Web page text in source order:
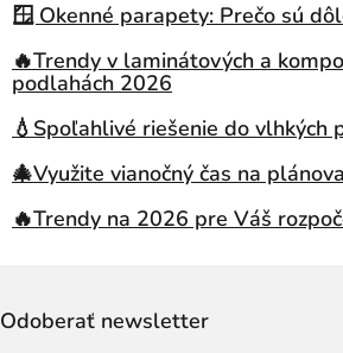
🪟 Okenné parapety: Prečo sú
🔥Trendy v laminátových a
podlahách 2026
💧Spoľahlivé riešenie do vlhkých
🎄Využite vianočný čas na
🔥Trendy na 2026 pre Váš
Odoberať newsletter